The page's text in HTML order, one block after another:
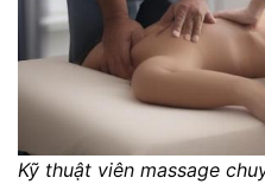
Kỹ thuật viên massage